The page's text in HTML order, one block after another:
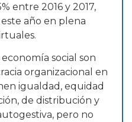
entre 2016 y 2017,
este año en plena
social son
organizacional en
igualdad, equidad
de distribución y
pero no